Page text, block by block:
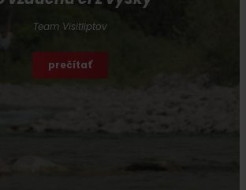
Team Visitliptov
prečítať